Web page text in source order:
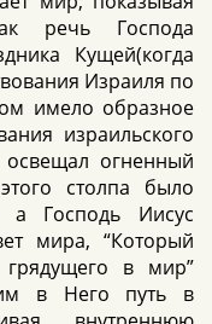
речь Господа
Кущей(когда
Израиля по
имело образное
израильского
огненный
столпа было
Господь Иисус
мира, “Который
грядущего в мир”
в Него путь в